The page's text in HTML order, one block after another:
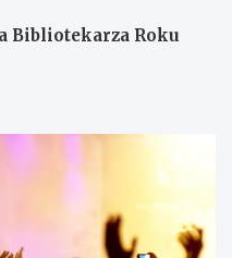
Bibliotekarza Roku